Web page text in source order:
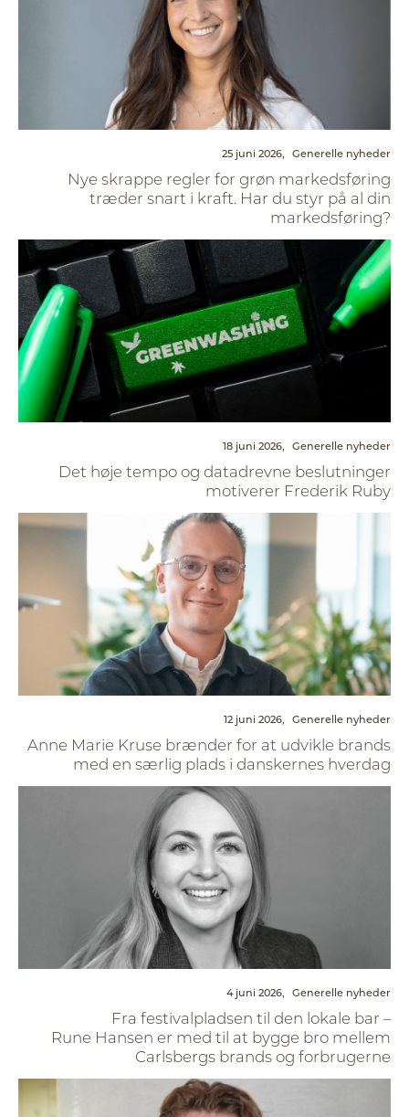
25 juni 2026, Generelle nyheder
Nye skrappe regler for grøn markedsføring
træder snart i kraft. Har du styr på al din
markedsføring?
18 juni 2026, Generelle nyheder
Det høje tempo og datadrevne beslutninger
motiverer Frederik Ruby
12 juni 2026, Generelle nyheder
Anne Marie Kruse brænder for at udvikle brands
med en særlig plads i danskernes hverdag
4 juni 2026, Generelle nyheder
Fra festivalpladsen til den lokale bar –
Rune Hansen er med til at bygge bro mellem
Carlsbergs brands og forbrugerne